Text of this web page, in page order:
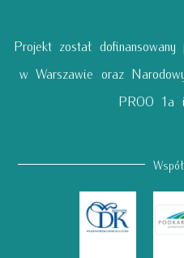
Projekt został
w Warszawie oraz
PROO 1a